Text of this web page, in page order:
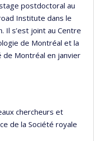
postdoctoral au
Institute dans le
Il s’est joint au Centre
de Montréal et la
de Montréal en janvier
chercheurs et
de la Société royale